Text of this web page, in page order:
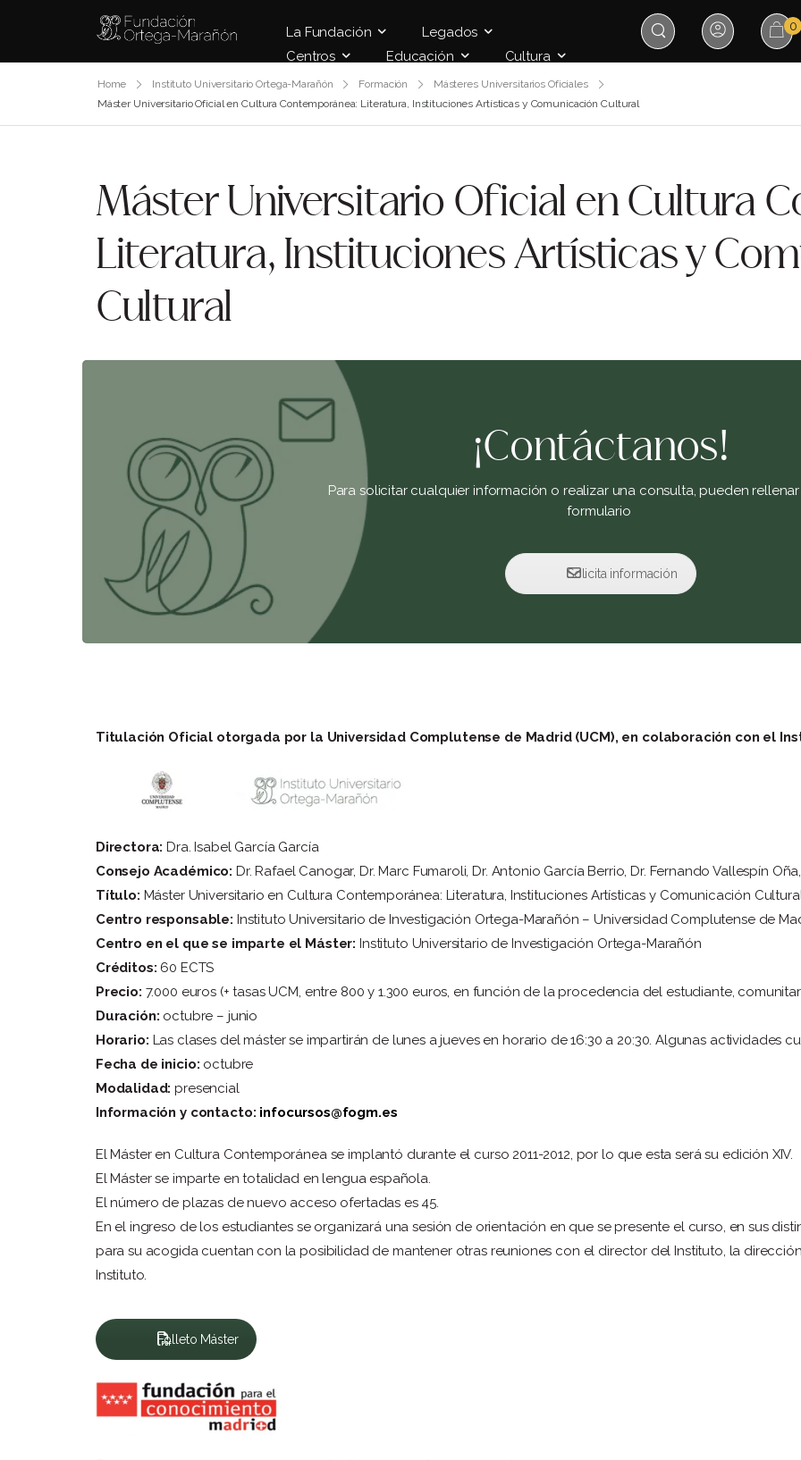
La Fundación
Legados
Centros
Educación Cultura
0
Home Instituto Universitario Ortega-Marañón Formación
Másteres Universitarios Oficiales
Máster Universitario Oficial en Cultura Contemporánea: Literatura, Instituciones Artísticas y Comunicación Cultural
Máster Universitario Oficial en Cultura
Literatura, Instituciones Artísticas y
Cultural
¡Contáctanos!
Para solicitar cualquier información o realizar una consulta, pueden
formulario
Solicita información
Titulación Oficial otorgada por la Universidad Complutense de Madrid (UCM), en colaboración con el
Directora: Dra. Isabel García García
Consejo Académico: Dr. Rafael Canogar, Dr. Marc Fumaroli, Dr. Antonio García Berrio, Dr. Fernando Vallespín
Título: Máster Universitario en Cultura Contemporánea: Literatura, Instituciones Artísticas y Comunicación
Centro responsable: Instituto Universitario de Investigación Ortega-Marañón – Universidad Complutense de
Centro en el que se imparte el Máster: Instituto Universitario de Investigación Ortega-Marañón
Créditos: 60 ECTS
Precio: 7.000 euros (+ tasas UCM, entre 800 y 1.300 euros, en función de la procedencia del estudiante,
Duración: octubre – junio
Horario: Las clases del máster se impartirán de lunes a jueves en horario de 16:30 a 20:30. Algunas actividades
Fecha de inicio: octubre
Modalidad: presencial
Información y contacto: infocursos@fogm.es
El Máster en Cultura Contemporánea se implantó durante el curso 2011-2012, por lo que esta será su edición XIV.
El Máster se imparte en totalidad en lengua española.
El número de plazas de nuevo acceso ofertadas es 45.
En el ingreso de los estudiantes se organizará una sesión de orientación en que se presente el curso, en sus
para su acogida cuentan con la posibilidad de mantener otras reuniones con el director del Instituto, la
Instituto.
Folleto Máster